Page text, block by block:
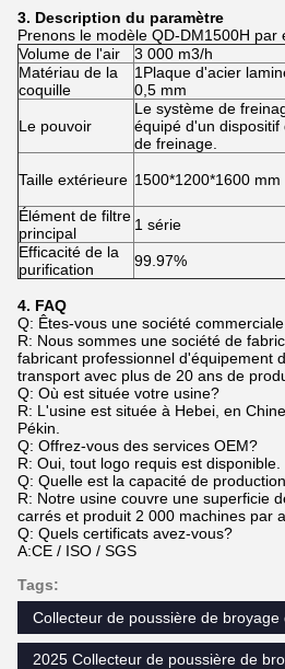
3. Description du paramètre
Prenons le modèle QD-DM1500H par
Volume de l'air
3 000 m3/h
Matériau de la
coquille
1Plaque d'acier
0,5 mm
Le pouvoir
Le système de
équipé d'un dispositif
de freinage.
Taille extérieure 1500*1200*1600 mm
Élément de filtre
principal
1 série
Efficacité de la
purification
99.97%
4. FAQ
Q: Êtes-vous une société
R: Nous sommes une société de
fabricant professionnel d'équipement
transport avec plus de 20 ans de
Q: Où est située votre usine?
R: L'usine est située à Hebei, en
Pékin.
Q: Offrez-vous des services OEM?
R: Oui, tout logo requis est disponible.
Q: Quelle est la capacité de
R: Notre usine couvre une superficie
carrés et produit 2 000 machines par
Q: Quels certificats avez-vous?
A:CE / ISO / SGS
Tags:
Collecteur de poussière de broyage
2025 Collecteur de poussière de